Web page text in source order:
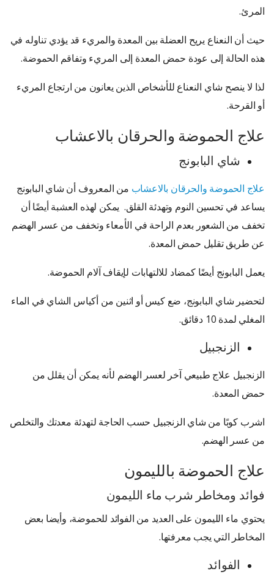
المرئ.
حيث أن النعناع يريح العضلة بين المعدة والمريء قد يؤدي تناوله في
هذه الحالة إلى عودة حمض المعدة إلى المريء وتفاقم الحموضة.
لذا لا ينصح شاي النعناع للأشخاص الذين يعانون من ارتجاع المريء
أو القرحة.
علاج الحموضة والحرقان بالاعشاب
شاي البابونج
علاج الحموضة والحرقان بالاعشاب من المعروف أن شاي البابونج
يساعد في تحسين النوم وتهدئة القلق. يمكن لهذه العشبة أيضًا أن
تخفف من الشعور بعدم الراحة في الأمعاء وتخفف من عسر الهضم
عن طريق تقليل حمض المعدة.
يعمل البابونج أيضًا كمضاد للالتهابات لإيقاف آلام الحموضة.
لتحضير شاي البابونج، ضع كيس أو اثنين من أكياس الشاي في الماء
المغلي لمدة 10 دقائق.
الزنجبيل
الزنجبيل علاج طبيعي آخر لعسر الهضم لأنه يمكن أن يقلل من
حمض المعدة.
اشرب كوبًا من شاي الزنجبيل حسب الحاجة لتهدئة معدتك والتخلص
من عسر الهضم.
علاج الحموضة بالليمون
فوائد ومخاطر شرب ماء الليمون
يحتوي ماء الليمون على العديد من الفوائد للحموضة، وأيضا بعض
المخاطر التي يجب معرفتها.
الفوائد